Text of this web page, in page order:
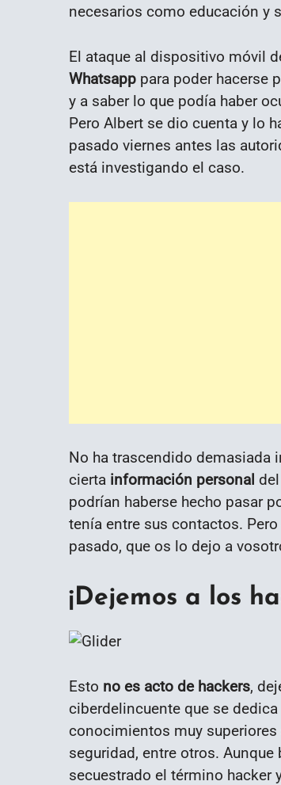
necesarios como educación y
El ataque al dispositivo móvil
Whatsapp para poder hacerse
y a saber lo que podía haber
Pero Albert se dio cuenta y lo
pasado viernes antes las
está investigando el caso.
No ha trascendido demasiada
cierta información personal
podrían haberse hecho pasar
tenía entre sus contactos.
pasado, que os lo dejo a
¡Dejemos a los
Esto no es acto de hackers,
ciberdelincuente que se
conocimientos muy
seguridad, entre otros.
secuestrado el término hacker